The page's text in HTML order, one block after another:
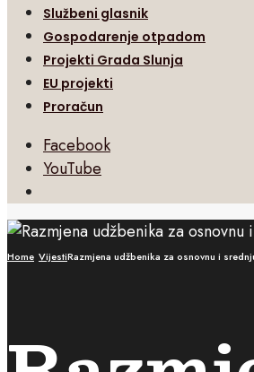
Službeni glasnik
Gospodarenje otpadom
Projekti Grada Slunja
EU projekti
Proračun
Facebook
YouTube
Search
Window
Home VijestiRazmjena udžbenika za osnovnu i